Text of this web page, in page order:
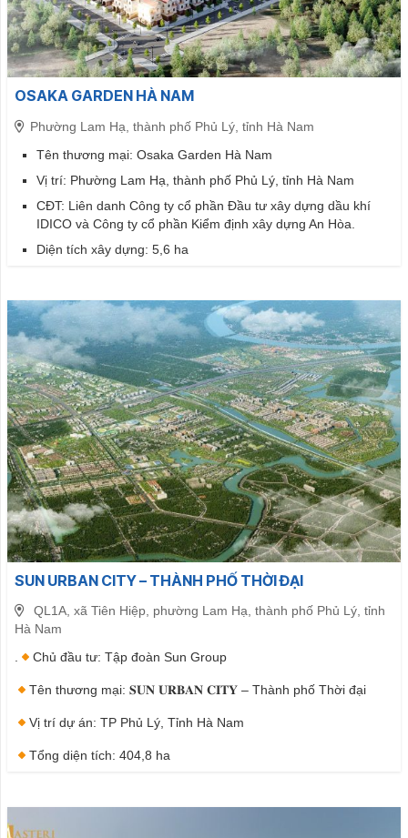
OSAKA GARDEN HÀ NAM
Phường Lam Hạ, thành phố Phủ Lý, tỉnh Hà Nam
Tên thương mại: Osaka Garden Hà Nam
Vị trí: Phường Lam Hạ, thành phố Phủ Lý, tỉnh Hà Nam
CĐT: Liên danh Công ty cổ phần Đầu tư xây dựng dầu khí
IDICO và Công ty cổ phần Kiểm định xây dựng An Hòa.
Diện tích xây dựng: 5,6 ha
SUN URBAN CITY – THÀNH PHỐ THỜI ĐẠI
QL1A, xã Tiên Hiệp, phường Lam Hạ, thành phố Phủ Lý, tỉnh
Hà Nam
.
Chủ đầu tư: Tập đoàn Sun Group
Tên thương mại: 𝐒𝐔𝐍 𝐔𝐑𝐁𝐀𝐍 𝐂𝐈𝐓𝐘 – Thành phố Thời đại
Vị trí dự án: TP Phủ Lý, Tỉnh Hà Nam
Tổng diện tích: 404,8 ha